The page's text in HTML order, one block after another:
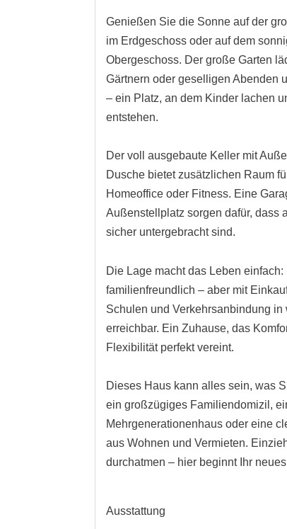
Genießen Sie die Sonne auf der
im Erdgeschoss oder auf dem
Obergeschoss. Der große Garten
Gärtnern oder geselligen Abenden
– ein Platz, an dem Kinder lachen
entstehen.
Der voll ausgebaute Keller mit
Dusche bietet zusätzlichen Raum
Homeoffice oder Fitness. Eine
Außenstellplatz sorgen dafür, dass
sicher untergebracht sind.
Die Lage macht das Leben einfach:
familienfreundlich – aber mit
Schulen und Verkehrsanbindung in
erreichbar. Ein Zuhause, das
Flexibilität perfekt vereint.
Dieses Haus kann alles sein, was
ein großzügiges Familiendomizil,
Mehrgenerationenhaus oder eine
aus Wohnen und Vermieten.
durchatmen – hier beginnt Ihr
Ausstattung